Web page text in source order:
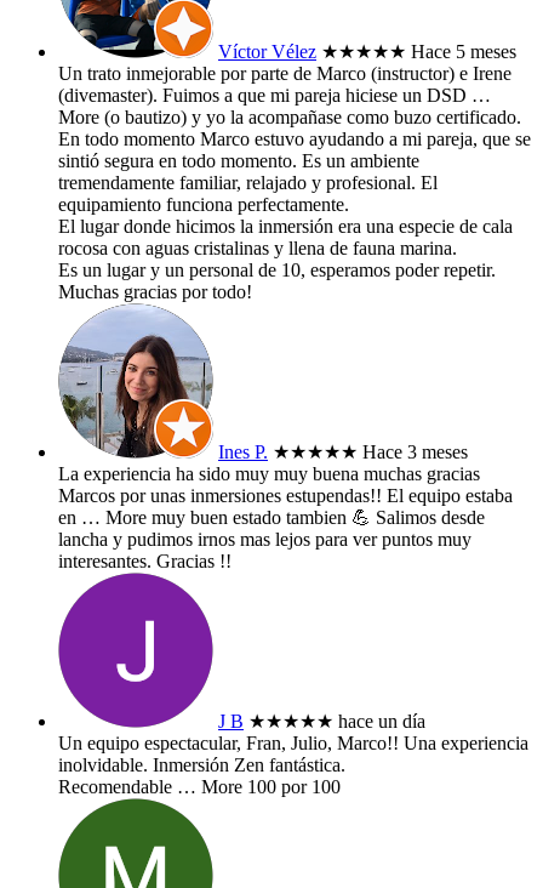
Víctor Vélez ★★★★★ Hace 5 meses
Un trato inmejorable por parte de Marco (instructor) e Irene
(divemaster). Fuimos a que mi pareja hiciese un DSD …
More (o bautizo) y yo la acompañase como buzo certificado.
En todo momento Marco estuvo ayudando a mi pareja, que se
sintió segura en todo momento. Es un ambiente
tremendamente familiar, relajado y profesional. El
equipamiento funciona perfectamente.
El lugar donde hicimos la inmersión era una especie de cala
rocosa con aguas cristalinas y llena de fauna marina.
Es un lugar y un personal de 10, esperamos poder repetir.
Muchas gracias por todo!
Ines P. ★★★★★ Hace 3 meses
La experiencia ha sido muy muy buena muchas gracias
Marcos por unas inmersiones estupendas!! El equipo estaba
en … More muy buen estado tambien 💪 Salimos desde
lancha y pudimos irnos mas lejos para ver puntos muy
interesantes. Gracias !!
J B ★★★★★ hace un día
Un equipo espectacular, Fran, Julio, Marco!! Una experiencia
inolvidable. Inmersión Zen fantástica.
Recomendable … More 100 por 100